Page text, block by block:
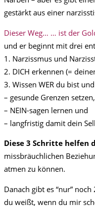
gestärkt aus einer
Dieser Weg… … ist der
und er beginnt mit drei
1. Narzissmus und
2. DICH erkennen (=
3. Wissen WER du bist
– gesunde Grenzen setzen,
– NEIN-sagen lernen und
– langfristig damit dein
Diese 3 Schritte helfen
missbräuchlichen
atmen zu können.
Danach gibt es “nur”
du weißt, wenn du mir